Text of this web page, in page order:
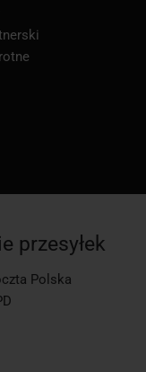
przesyłek
Polska